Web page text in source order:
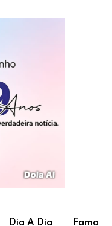
Dia A Dia Fama